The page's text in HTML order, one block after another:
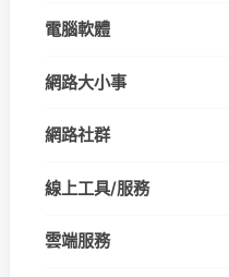
電腦軟體
網路大小事
網路社群
線上工具/服務
雲端服務